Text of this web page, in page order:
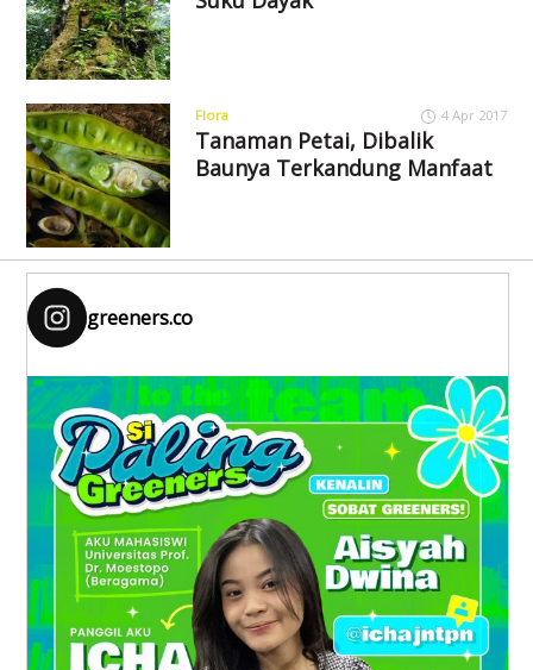
Flora 4 Apr 2017
Tanaman Petai, Dibalik
Baunya Terkandung Manfaat
greeners.co